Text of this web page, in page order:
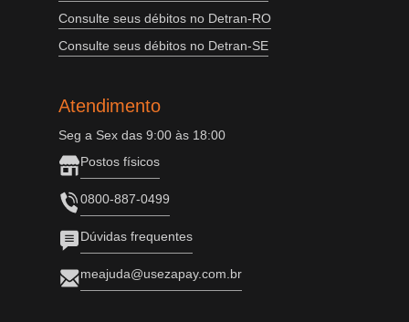
Consulte seus débitos no Detran-RO
Consulte seus débitos no Detran-SE
Atendimento
Seg a Sex das 9:00 às 18:00
Postos físicos
0800-887-0499
Dúvidas frequentes
meajuda@usezapay.com.br